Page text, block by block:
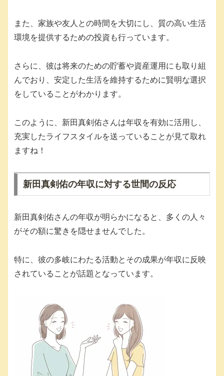
また、家族や友人との時間を大切にし、質の高い生活
環境を提供するための投資も行っています。
さらに、彼は将来のための貯蓄や資産運用にも取り組
んでおり、安定した生活を維持するために賢明な選択
をしていることがわかります。
このように、新田真剣佑さんは年収を有効に活用し、
充実したライフスタイルを送っていることが見て取れ
ますね！
新田真剣佑の年収に対する世間の反応
新田真剣佑さんの年収が明らかになると、多くの人々
がその額に驚きを隠せませんでした。
特に、彼の多岐にわたる活動とその成果が年収に反映
されていることが話題となっています。